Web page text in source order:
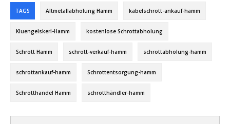
TAGS Altmetallabholung Hamm kabelschrott-ankauf-hamm
Kluengelskerl-Hamm kostenlose Schrottabholung
Schrott Hamm schrott-verkauf-hamm schrottabholung-hamm
schrottankauf-hamm Schrottentsorgung-hamm
Schrotthandel Hamm schrotthändler-hamm